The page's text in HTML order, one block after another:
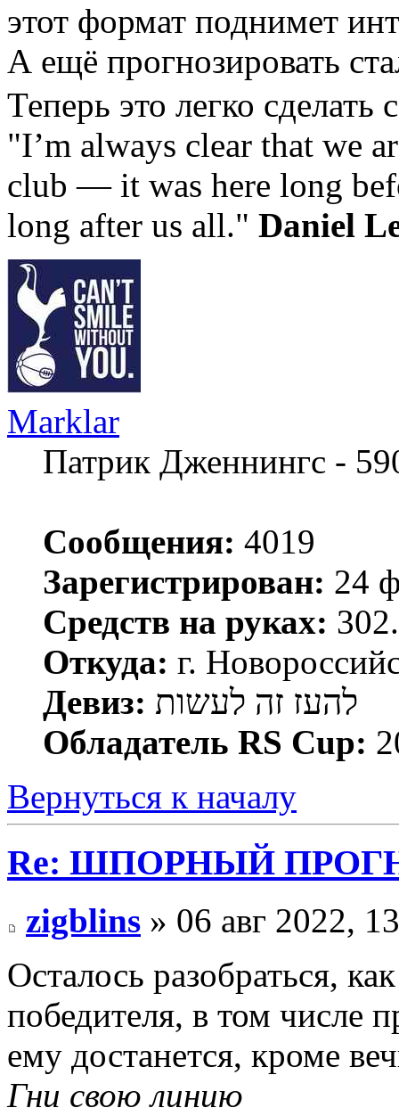
этот формат поднимет
А ещё прогнозировать
Теперь это легко
"I’m always clear that we
club — it was here long
long after us all." Daniel
Marklar
Патрик Дженнингс -
Сообщения: 4019
Зарегистрирован: 24
Средств на руках:
Откуда: г.
Девиз: להעז זה לעשות
Обладатель RS Cup:
Вернуться к началу
Re: ШПОРНЫЙ
zigblins » 06 авг 2022,
Осталось разобраться,
победителя, в том числе
ему достанется, кроме
Гни свою линию